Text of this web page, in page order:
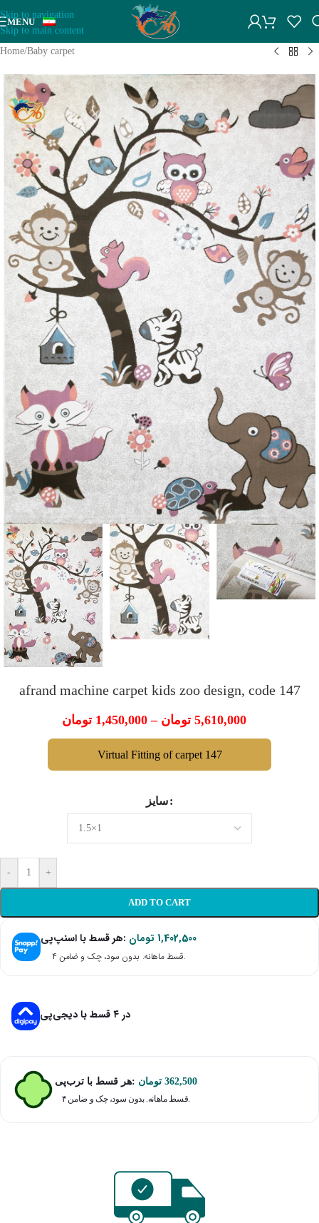
Skip to navigation
Skip to main content
MENU
Home/Baby carpet
afrand machine carpet kids zoo design, code 147
1,450,000 تومان – 5,610,000 تومان
Virtual Fitting of carpet 147
سایز
- +
ADD TO CART
هر قسط با اسنپ‌پی: 1,402,500 تومان
۴ قسط ماهانه. بدون سود، چک و ضامن.
در ۴ قسط با دیجی‌پی
هر قسط با ترب‌پی: 362,500 تومان
۴ قسط ماهانه. بدون سود، چک و ضامن.